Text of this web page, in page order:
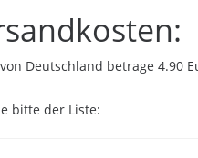
Deutschland betrage 4.90
bitte der Liste: